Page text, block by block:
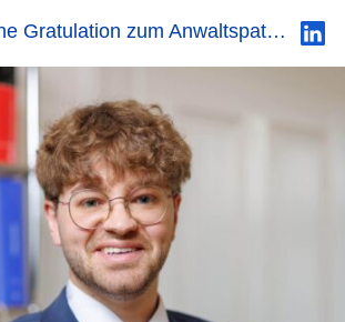
Herzliche Gratulation zum Anwaltspatent